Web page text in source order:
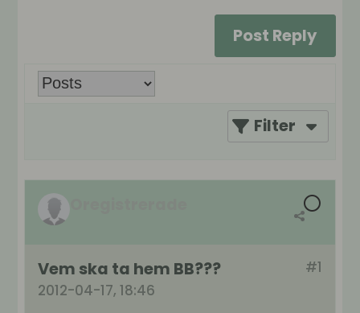
Post Reply
Filter
#1
Vem ska ta hem BB???
2012-04-17, 18:46